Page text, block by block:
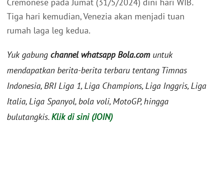
Cremonese pada Jumat (31/5/2024) dini hari WIB.
Tiga hari kemudian, Venezia akan menjadi tuan
rumah laga leg kedua.
Yuk gabung channel whatsapp Bola.com untuk
mendapatkan berita-berita terbaru tentang Timnas
Indonesia, BRI Liga 1, Liga Champions, Liga Inggris, Liga
Italia, Liga Spanyol, bola voli, MotoGP, hingga
bulutangkis.Klik di sini (JOIN)